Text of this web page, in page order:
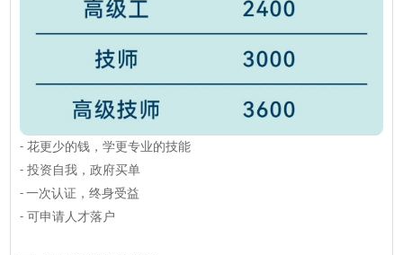
- 花更少的钱，学更专业的技能
- 投资自我，政府买单
-一次认证，终身受益
- 可申请人才落户